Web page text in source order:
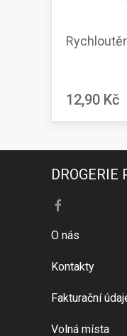
12,90 Kč
DROGERIE
O nás
Kontakty
Fakturační
Volná místa